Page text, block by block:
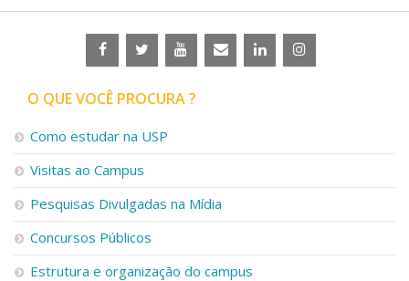
O QUE VOCÊ PROCURA ?
Como estudar na USP
Visitas ao Campus
Pesquisas Divulgadas na Mídia
Concursos Públicos
Estrutura e organização do campus